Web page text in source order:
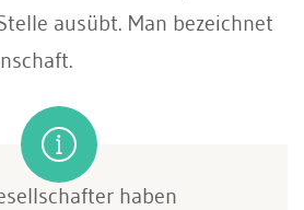
ausübt. Man bezeichnet
haben